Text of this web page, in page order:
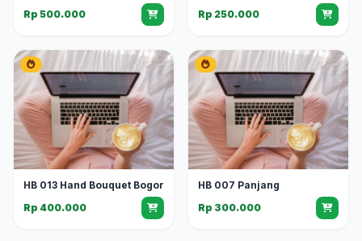
Rp 500.000
Rp 250.000
HB 013 Hand Bouquet Bogor
Rp 400.000
HB 007 Panjang
Rp 300.000